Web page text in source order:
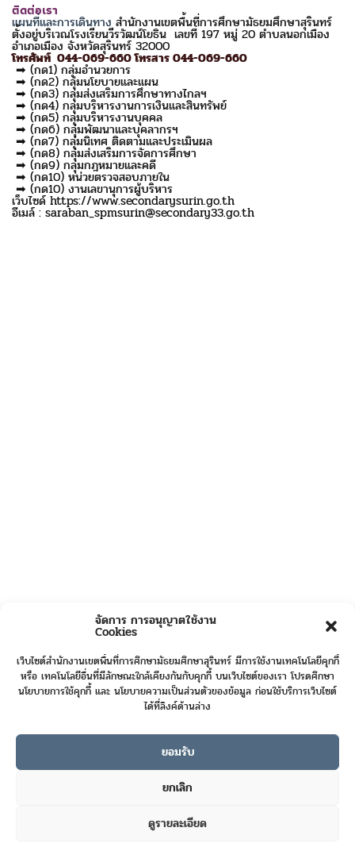
จัดการ การอนุญาตใช้งาน
Cookies
เว็บไซต์สำนักงานเขตพื้นที่การศึกษามัธยมศึกษาสุรินทร์ มีการใช้งานเทคโนโลยีคุกกี้
หรือ เทคโนโลยีอื่นที่มีลักษณะใกล้เคียงกันกับคุกกี้ บนเว็บไซต์ของเรา โปรดศึกษา
นโยบายการใช้คุกกี้ และ นโยบายความเป็นส่วนตัวของข้อมูล ก่อนใช้บริการเว็บไซต์
ได้ที่ลิงค์ด้านล่าง
ยอมรับ
ยกเลิก
ดูรายละเอียด
ติดต่อเรา
แผนที่และการเดินทางสำนักงานเขตพื้นที่การศึกษามัธยมศึกษาสุรินทร์
ตั้งอยู่บริเวณโรงเรียนวีรวัฒน์โยธิน เลขที่ 197 หมู่ 20 ตำบลนอกเมือง
อำเภอเมือง จังหวัดสุรินทร์ 32000
โทรศัพท์ 044-069-660 โทรสาร 044-069-660
➡ (กด1) กลุ่มอำนวยการ
➡ (กด2) กลุ่มนโยบายและแผน
➡ (กด3) กลุ่มส่งเสริมการศึกษาทางไกลฯ
➡ (กด4) กลุ่มบริหารงานการเงินและสินทรัพย์
➡ (กด5) กลุ่มบริหารงานบุคคล
➡ (กด6) กลุ่มพัฒนาและบุคลากรฯ
➡ (กด7) กลุ่มนิเทศ ติดตามและประเมินผล
➡ (กด8) กลุ่มส่งเสริมการจัดการศึกษา
➡ (กด9) กลุ่มกฎหมายและคดี
➡ (กด10) หน่วยตรวจสอบภายใน
➡ (กด10) งานเลขานุการผู้บริหาร
เว็บไซด์ https://www.secondarysurin.go.th
อีเมล์ : saraban_spmsurin@secondary33.go.th
422197